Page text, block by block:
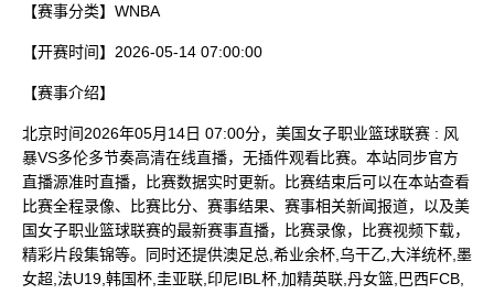
【赛事分类】 WNBA
【开赛时间】 2026-05-14 07:00:00
【赛事介绍】
北京时间2026年05月14日 07:00分，美国女子职业篮球联赛 : 风
暴VS多伦多节奏高清在线直播，无插件观看比赛。本站同步官方
直播源准时直播，比赛数据实时更新。比赛结束后可以在本站查看
比赛全程录像、比赛比分、赛事结果、赛事相关新闻报道，以及美
国女子职业篮球联赛的最新赛事直播，比赛录像，比赛视频下载，
精彩片段集锦等。同时还提供澳足总,希业余杯,乌干乙,大洋统杯,墨
女超,法U19,韩国杯,圭亚联,印尼IBL杯,加精英联,丹女篮,巴西FCB,